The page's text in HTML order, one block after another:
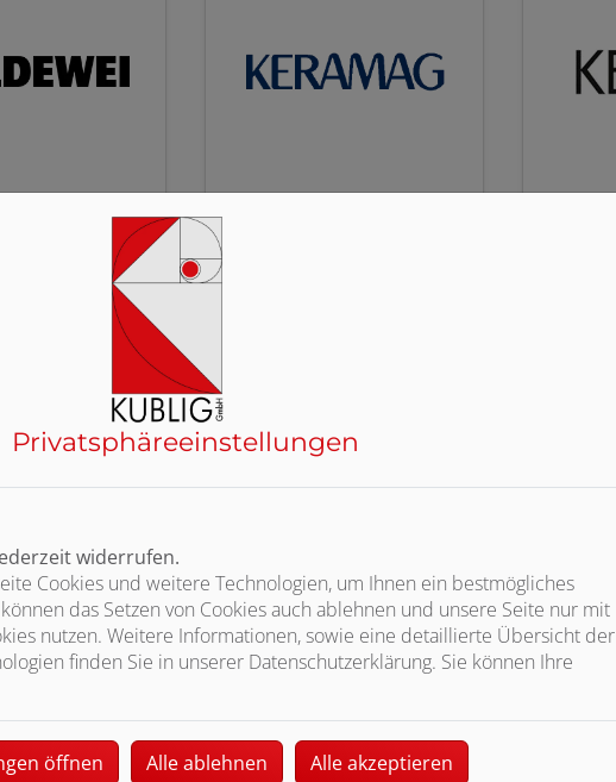
ELTRON Tecalor
Privatsphäre­einstellungen
widerrufen.
Cookies und weitere Technologien, um Ihnen ein bestmögliches
das Setzen von Cookies auch ablehnen und unsere Seite nur mit
nutzen. Weitere Informationen, sowie eine detaillierte Übersicht der
finden Sie in unserer Datenschutzerklärung. Sie können Ihre
öffnen Alle ablehnen Alle akzeptieren